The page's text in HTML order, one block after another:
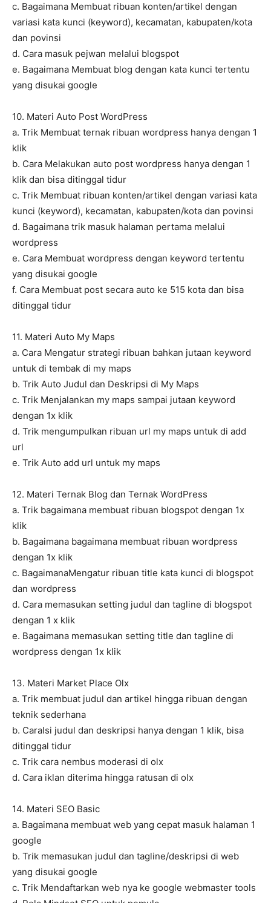
c. Bagaimana Membuat ribuan konten/artikel dengan
variasi kata kunci (keyword), kecamatan, kabupaten/kota
dan povinsi
d. Cara masuk pejwan melalui blogspot
e. Bagaimana Membuat blog dengan kata kunci tertentu
yang disukai google
10. Materi Auto Post WordPress
a. Trik Membuat ternak ribuan wordpress hanya dengan 1
klik
b. Cara Melakukan auto post wordpress hanya dengan 1
klik dan bisa ditinggal tidur
c. Trik Membuat ribuan konten/artikel dengan variasi kata
kunci (keyword), kecamatan, kabupaten/kota dan povinsi
d. Bagaimana trik masuk halaman pertama melalui
wordpress
e. Cara Membuat wordpress dengan keyword tertentu
yang disukai google
f. Cara Membuat post secara auto ke 515 kota dan bisa
ditinggal tidur
11. Materi Auto My Maps
a. Cara Mengatur strategi ribuan bahkan jutaan keyword
untuk di tembak di my maps
b. Trik Auto Judul dan Deskripsi di My Maps
c. Trik Menjalankan my maps sampai jutaan keyword
dengan 1x klik
d. Trik mengumpulkan ribuan url my maps untuk di add
url
e. Trik Auto add url untuk my maps
12. Materi Ternak Blog dan Ternak WordPress
a. Trik bagaimana membuat ribuan blogspot dengan 1x
klik
b. Bagaimana bagaimana membuat ribuan wordpress
dengan 1x klik
c. BagaimanaMengatur ribuan title kata kunci di blogspot
dan wordpress
d. Cara memasukan setting judul dan tagline di blogspot
dengan 1 x klik
e. Bagaimana memasukan setting title dan tagline di
wordpress dengan 1x klik
13. Materi Market Place Olx
a. Trik membuat judul dan artikel hingga ribuan dengan
teknik sederhana
b. CaraIsi judul dan deskripsi hanya dengan 1 klik, bisa
ditinggal tidur
c. Trik cara nembus moderasi di olx
d. Cara iklan diterima hingga ratusan di olx
14. Materi SEO Basic
a. Bagaimana membuat web yang cepat masuk halaman 1
google
b. Trik memasukan judul dan tagline/deskripsi di web
yang disukai google
c. Trik Mendaftarkan web nya ke google webmaster tools